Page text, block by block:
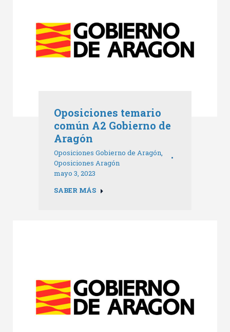
Oposiciones temario
común A2 Gobierno de
Aragón
Oposiciones Gobierno de Aragón,
Oposiciones Aragón
mayo 3, 2023
SABER MÁS